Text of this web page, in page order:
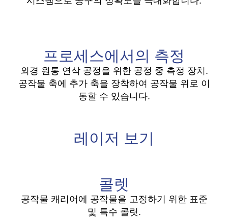
프로세스에서의 측정
외경 원통 연삭 공정을 위한 공정 중 측정 장치.
공작물 축에 추가 축을 장착하여 공작물 위로 이
동할 수 있습니다.
레이저 보기
콜렛
공작물 캐리어에 공작물을 고정하기 위한 표준
및 특수 콜릿.